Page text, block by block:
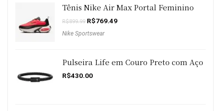
Tênis Nike Air Max Portal Feminino
R$899.99 O
original
R$769.49O
Nike Sportswear
Pulseira Life em Couro Preto com Aço
R$430.00